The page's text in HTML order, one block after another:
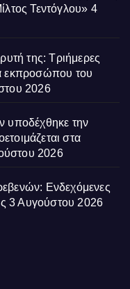
Τεντόγλου» 4
της: Τριήμερες
εκπροσώπου του
2026
υποδέχθηκε την
στα
2026
Ενδεχόμενες
3 Αυγούστου 2026